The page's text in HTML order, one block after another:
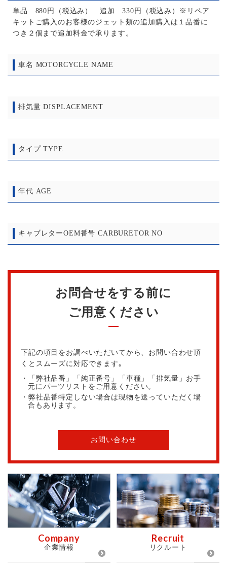
単品 880円（税込み） 追加 330円（税込み）※リペア
キットご購入のお客様のジェット類の追加購入は１品番に
つき２個まで追加料金で承ります。
車名 MOTORCYCLE NAME
排気量 DISPLACEMENT
タイプ TYPE
年代 AGE
キャブレターOEM番号 CARBURETOR NO
お問合せをする前に
ご用意ください
下記の項目をお調べいただいてから、お問い合わせ頂
くとスムーズに対応できます｡
・「弊社品番」「純正番号」「車種」「排気量」お手
元にパーツリストをご用意ください。
・弊社品番特定しない場合は現物を送っていただく場
合もあります。
お問い合わせ
Company
企業情報
Recruit
リクルート